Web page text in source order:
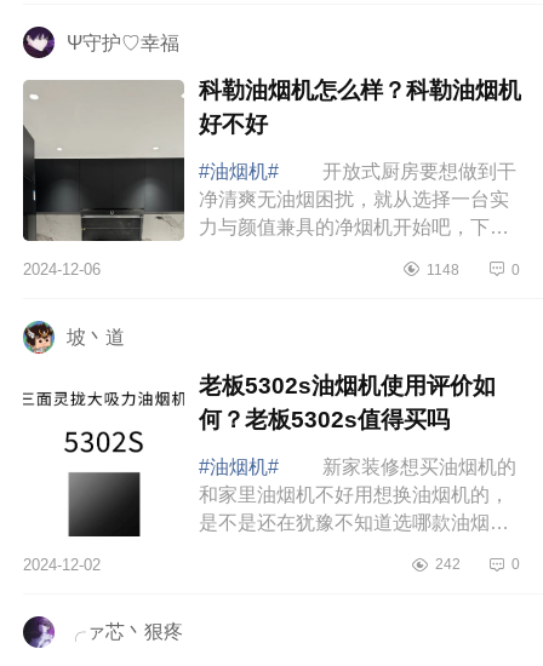
Ψ守护♡幸福
科勒油烟机怎么样？科勒油烟机
好不好
#油烟机#
开放式厨房要想做到干
净清爽无油烟困扰，就从选择一台实
力与颜值兼具的净烟机开始吧，下面
样？科勒油烟机好不好 科勒油烟
2024-12-06 1148 0
坡丶道
老板5302s油烟机使用评价如
何？老板5302s值得买吗
#油烟机#
新家装修想买油烟机的
和家里油烟机不好用想换油烟机的，
是不是还在犹豫不知道选哪款油烟
5302s油烟机使用评价如何？老板
2024-12-02 242 0
╭ァ芯丶狠疼